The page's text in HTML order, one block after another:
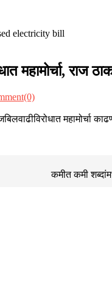
महामोर्चा, राज
कमीत कमी